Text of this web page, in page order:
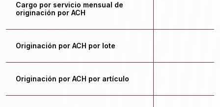
Cargo por servicio mensual de
originación por ACH
Originación por ACH por lote
Originación por ACH por artículo